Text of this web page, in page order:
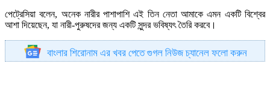
পেট্রেসিয়া বলেন, অনেক নারীর পাশাপাশি এই তিন নেতা আমাকে এমন একটি বিশ্বের
আশা দিয়েছেন, যা নারী-পুরুষদের জন্য একটি সুন্দর ভবিষ্যৎ তৈরি করবে।
বাংলার শিরোনাম এর খবর পেতে গুগল নিউজ চ্যানেল ফলো করুন